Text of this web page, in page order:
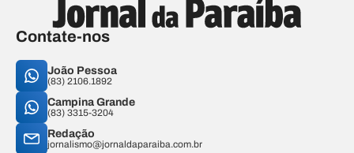
Contate-nos
João Pessoa
(83) 2106.1892
Campina Grande
(83) 3315-3204
Redação
jornalismo@jornaldaparaiba.com.br